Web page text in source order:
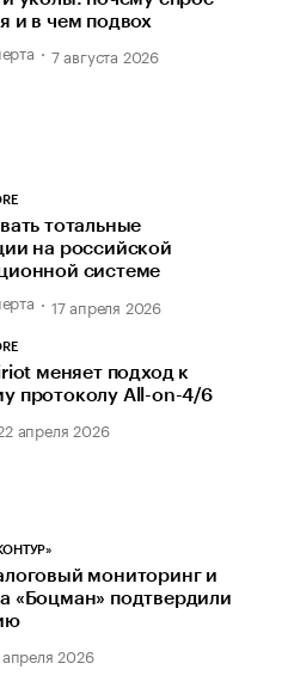
и в чем подвох
7 августа 2026
тотальные
на российской
системе
17 апреля 2026
меняет подход к
протоколу All-on-4/6
апреля 2026
мониторинг и
«Боцман» подтвердили
апреля 2026